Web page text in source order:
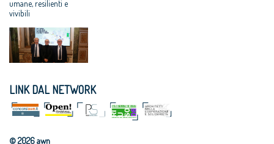
Corte Europea
dell’Uomo
Professioni:
architetti,
internazionaliz
zazione e
innovazione
VERSO UN NUOVO
UMANESIMO”
umane, resilienti e
vivibili
LINK DAL NETWORK
© 2026 awn